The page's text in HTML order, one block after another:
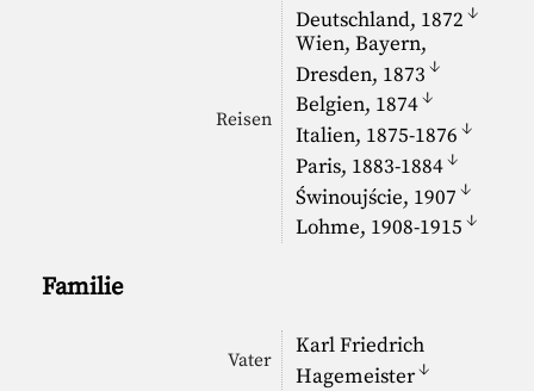
Reisen
Deutschland, 1872 ↓
Wien, Bayern,
Dresden, 1873 ↓
Belgien, 1874↓
Italien, 1875-1876 ↓
Paris, 1883-1884↓
Świnoujście, 1907 ↓
Lohme, 1908-1915 ↓
Familie
Vater
Karl Friedrich
Hagemeister↓